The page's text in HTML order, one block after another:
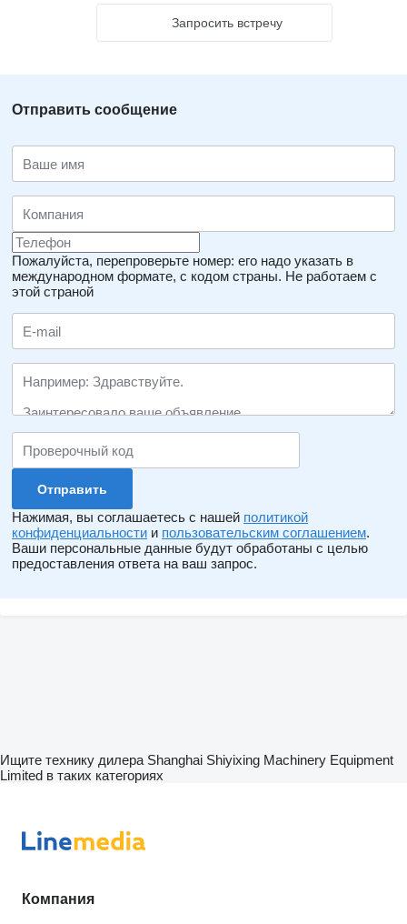
Запросить встречу
Отправить сообщение
Пожалуйста, перепроверьте номер: его надо указать в
международном формате, с кодом страны. Не работаем с
этой страной
Нажимая, вы соглашаетесь с нашей политикой
конфиденциальности и пользовательским соглашением.
Ваши персональные данные будут обработаны с целью
предоставления ответа на ваш запрос.
Ищите технику дилера Shanghai Shiyixing Machinery Equipment
Limited в таких категориях
Компания